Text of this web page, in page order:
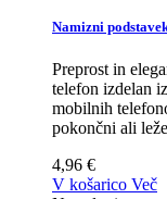
Namizni
Preprost in
telefon izdelan
mobilnih
pokončni ali
4,96 €
V košarico Več